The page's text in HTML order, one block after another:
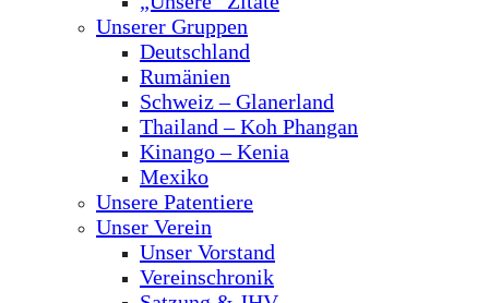
Unserer Gruppen
Deutschland
Rumänien
Schweiz – Glanerland
Thailand – Koh Phangan
Kinango – Kenia
Mexiko
Unsere Patentiere
Unser Verein
Unser Vorstand
Vereinschronik